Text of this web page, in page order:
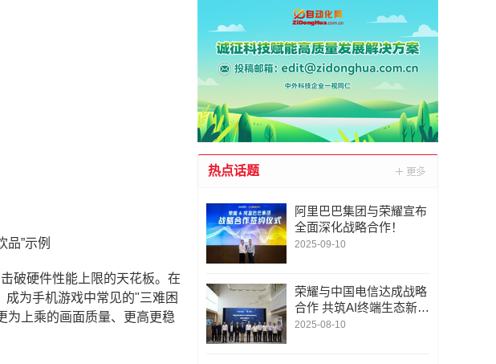
品”示例
破硬件性能上限的天花板。在
为手机游戏中常见的"三难困
为上乘的画面质量、更高更稳
热点话题
阿里巴巴集团与荣耀宣布
全面深化战略合作！
2025-09-10
荣耀与中国电信达成战略
合作 共筑AI终端生态新格
局
2025-08-10